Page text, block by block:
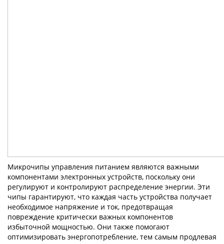
Микрочипы управления питанием являются важными
компонентами электронных устройств, поскольку они
регулируют и контролируют распределение энергии. Эти
чипы гарантируют, что каждая часть устройства получает
необходимое напряжение и ток, предотвращая
повреждение критически важных компонентов
избыточной мощностью. Они также помогают
оптимизировать энергопотребление, тем самым продлевая